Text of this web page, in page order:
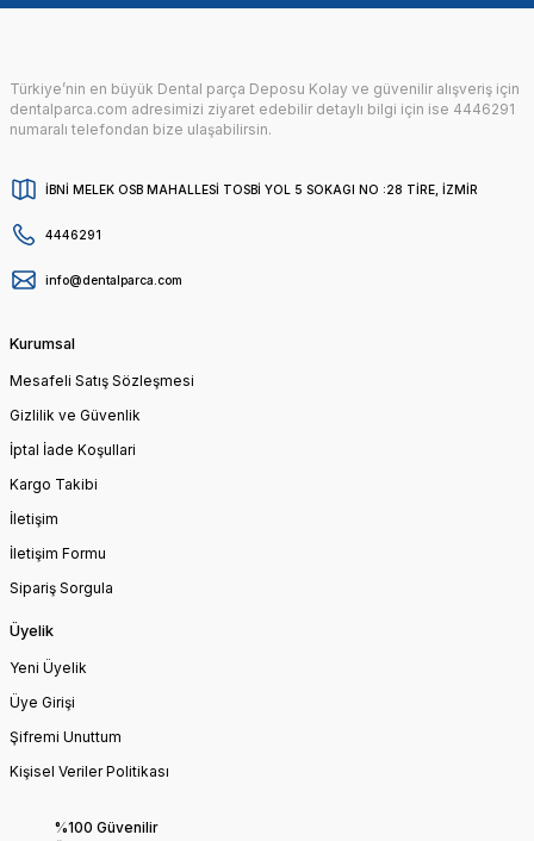
Türkiye’nin en büyük Dental parça Deposu Kolay ve güvenilir alışveriş için
dentalparca.com adresimizi ziyaret edebilir detaylı bilgi için ise 4446291
numaralı telefondan bize ulaşabilirsin.
İBNİ MELEK OSB MAHALLESİ TOSBİ YOL 5 SOKAGI NO :28 TİRE, İZMİR
4446291
info@dentalparca.com
Kurumsal
Mesafeli Satış Sözleşmesi
Gizlilik ve Güvenlik
İptal İade Koşullari
Kargo Takibi
İletişim
İletişim Formu
Sipariş Sorgula
Üyelik
Yeni Üyelik
Üye Girişi
Şifremi Unuttum
Kişisel Veriler Politikası
%100 Güvenilir